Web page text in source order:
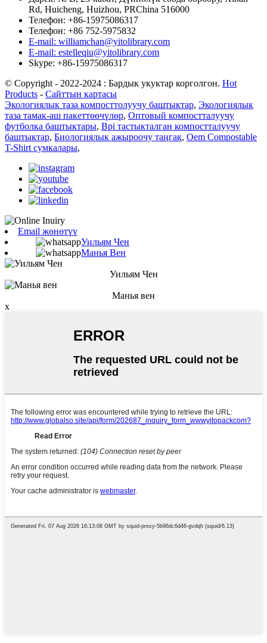
Rd, Huicheng, Huizhou, PRChina 516000
Телефон: +86-15975086317
Телефон: +86 752-5975832
E-mail: williamchan@yitolibrary.com
E-mail: estelleqiu@yitolibrary.com
Skype: +86-15975086317
© Copyright - 2022-2024 : Бардык укуктар корголгон. Hot
Products - Сайттын картасы
Экологиялык таза компосттолуучу баштыктар, Экологиялык
таза тамак-аш пакеттөөчүлөр, Оптовый компостталуучу
футболка баштыктары, Bpi тастыкталган компостталуучу
баштыктар, Биологиялык ажыроочу таңгак, Oem Compostable
T-Shirt сумкалары,
Email жөнөтүү
Уильям Чен
Манья Вен
Уильям Чен
Манья вен
x